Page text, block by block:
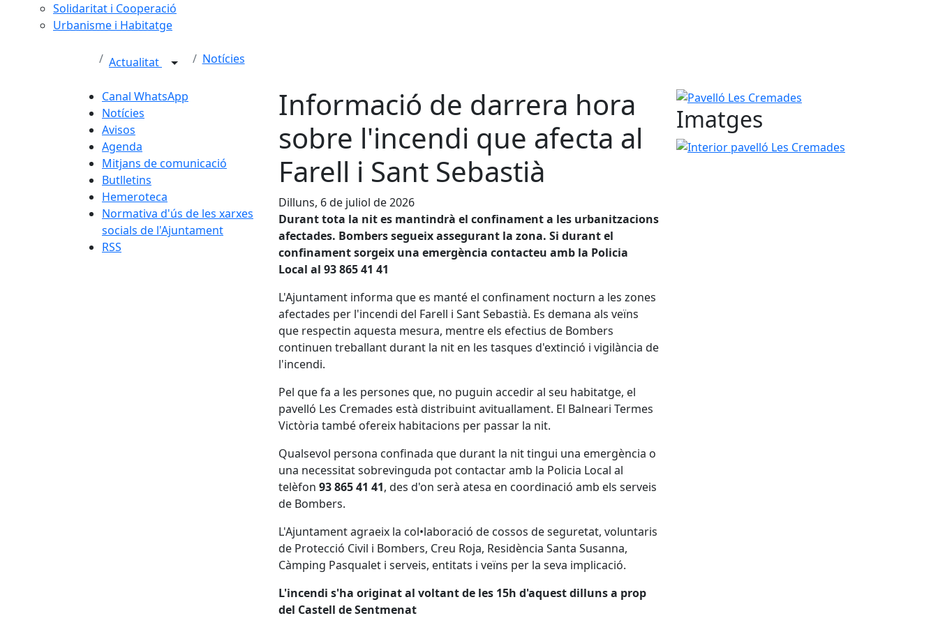
Solidaritat i Cooperació
Urbanisme i Habitatge
Actualitat Notícies
Canal WhatsApp
Notícies
Avisos
Agenda
Mitjans de comunicació
Butlletins
Hemeroteca
Normativa d'ús de les xarxes
socials de l'Ajuntament
RSS
Informació de darrera hora
sobre l'incendi que afecta al
Farell i Sant Sebastià
Dilluns, 6 de juliol de 2026
Durant tota la nit es mantindrà el confinament a les urbanitzacions
afectades. Bombers segueix assegurant la zona. Si durant el
confinament sorgeix una emergència contacteu amb la Policia
Local al 93 865 41 41
L'Ajuntament informa que es manté el confinament nocturn a les zones
afectades per l'incendi del Farell i Sant Sebastià. Es demana als veïns
que respectin aquesta mesura, mentre els efectius de Bombers
continuen treballant durant la nit en les tasques d'extinció i vigilància de
l'incendi.
Pel que fa a les persones que, no puguin accedir al seu habitatge, el
pavelló Les Cremades està distribuint avituallament. El Balneari Termes
Victòria també ofereix habitacions per passar la nit.
Qualsevol persona confinada que durant la nit tingui una emergència o
una necessitat sobrevinguda pot contactar amb la Policia Local al
telèfon 93 865 41 41, des d'on serà atesa en coordinació amb els serveis
de Bombers.
L'Ajuntament agraeix la col•laboració de cossos de seguretat, voluntaris
de Protecció Civil i Bombers, Creu Roja, Residència Santa Susanna,
Càmping Pasqualet i serveis, entitats i veïns per la seva implicació.
L'incendi s'ha originat al voltant de les 15h d'aquest dilluns a prop
del Castell de Sentmenat
Pavelló Les Cremades
Imatges
Interior pavelló Les Cremades